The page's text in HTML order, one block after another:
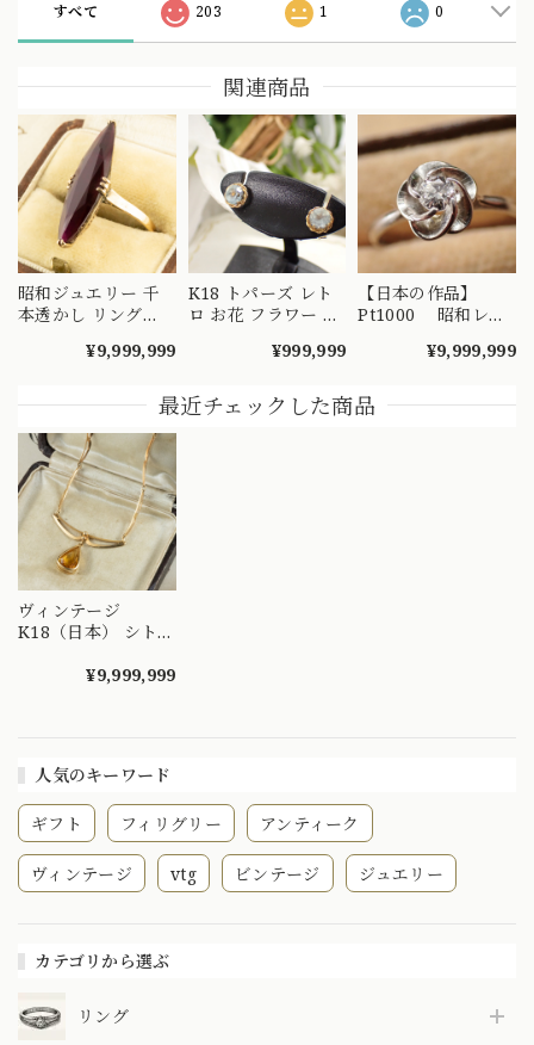
人気のキーワード
ギフト フィリグリー アンティーク
ヴィンテージ vtg ビンテージ ジュエリー
カテゴリから選ぶ
リング
すべて 203 1 0
関連商品
昭和ジュエリー 千
本透かし リング
昭和レトロ 陽刻 赤
指輪 MOR00549
¥9,999,999
K18 トパーズ レト
ロ お花 フラワー シ
アス MOE00047
¥999,999
【日本の作品】
Pt1000 昭和レト
リング 捻り梅
り 吉祥文様 ～
楚々とした可憐な華
¥9,999,999
最近チェックした商品
ヴィンテージ
K18（日本） シトリ
ネックレス 39cm 〜
¥9,999,999